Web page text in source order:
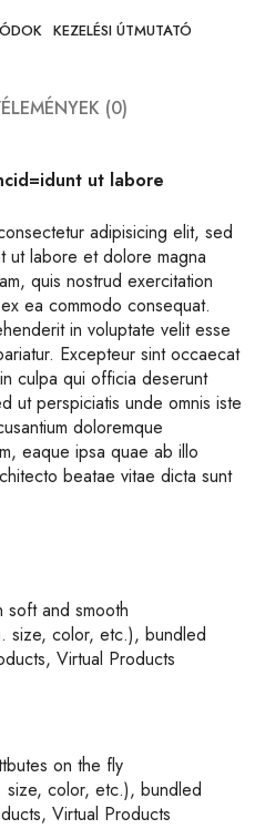
KEZELÉSI ÚTMUTATÓ
(0)
ut labore
adipisicing elit, sed
ut labore et dolore magna
quis nostrud exercitation
ea commodo consequat.
in voluptate velit esse
Excepteur sint occaecat
culpa qui officia deserunt
ut perspiciatis unde omnis iste
doloremque
eaque ipsa quae ab illo
beatae vitae dicta sunt
and smooth
size, color, etc.), bundled
Virtual Products
on the fly
size, color, etc.), bundled
Virtual Products